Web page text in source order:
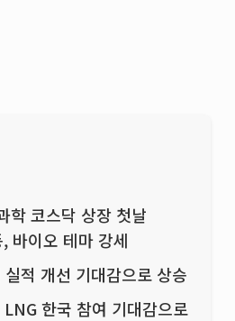
학 코스닥 상장 첫날
바이오 테마 강세
적 개선 기대감으로 상승
한국 참여 기대감으로